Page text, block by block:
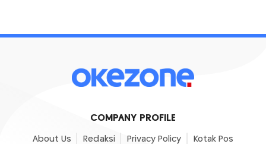
COMPANY PROFILE
About Us Redaksi Privacy Policy Kotak Pos